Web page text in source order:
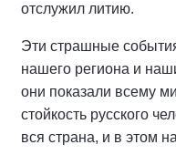
отслужил литию.
Эти страшные
нашего региона и
они показали всему
стойкость русского
вся страна, и в этом